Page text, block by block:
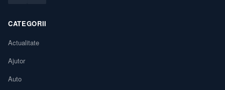
CATEGORII
Actualitate
Ajutor
Auto